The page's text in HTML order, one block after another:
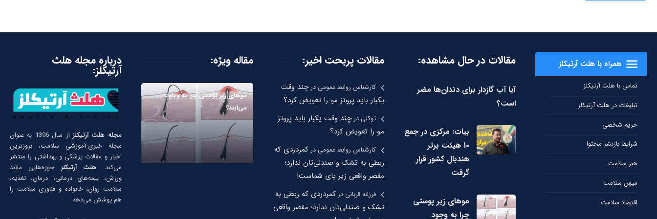
همراه با هلث آرتیکلز
تماس با هلث آرتیکلز
تبلیغات در هلث آرتیکلز
حریم شخصی
شرایط بازنشر محتوا
هنر سلامت
میهن سلامت
اقتصاد سلامت
مقالات در حال مشاهده:
آیا آب گازدار برای دندان‌ها مضر
است؟
بیات: مرکزی در جمع
۱۰ هیئت برتر
هندبال کشور قرار
گرفت
مو‌های زیر پوستی
چرا به وجود
مقالات پربحت اخیر:
کارشناس روابط عمومیدرچند وقت
یکبار باید پروتز مو را تعویض کرد؟
توکلیدرچند وقت یکبار باید پروتز
مو را تعویض کرد؟
کارشناس روابط عمومیدر کمردردی که
ربطی به تشک و صندلی‌تان ندارد؛
مقصر واقعی زیر پای شماست!
فرزانه قربانیدر کمردردی که ربطی به
تشک و صندلی‌تان ندارد؛ مقصر واقعی
مقاله ویژه:
مو‌های زیر پوستی چرا به وجود
می‌آیند؟
درباره مجله هلث
آرتیکلز:
مجله هلث آرتیکلز
از سال 1396 به عنوان
مجله خبری-آموزشی سلامت، بروزترین
اخبار و مقالات پزشکی و بهداشتی را منتشر
می‌کند. هلث آرتیکلز حوزه‌هایی مانند
ورزش، بیمه‌های درمانی، درمان، تغذیه،
سلامت روان، خانواده و فناوری سلامت را
هم پوشش می‌دهد.